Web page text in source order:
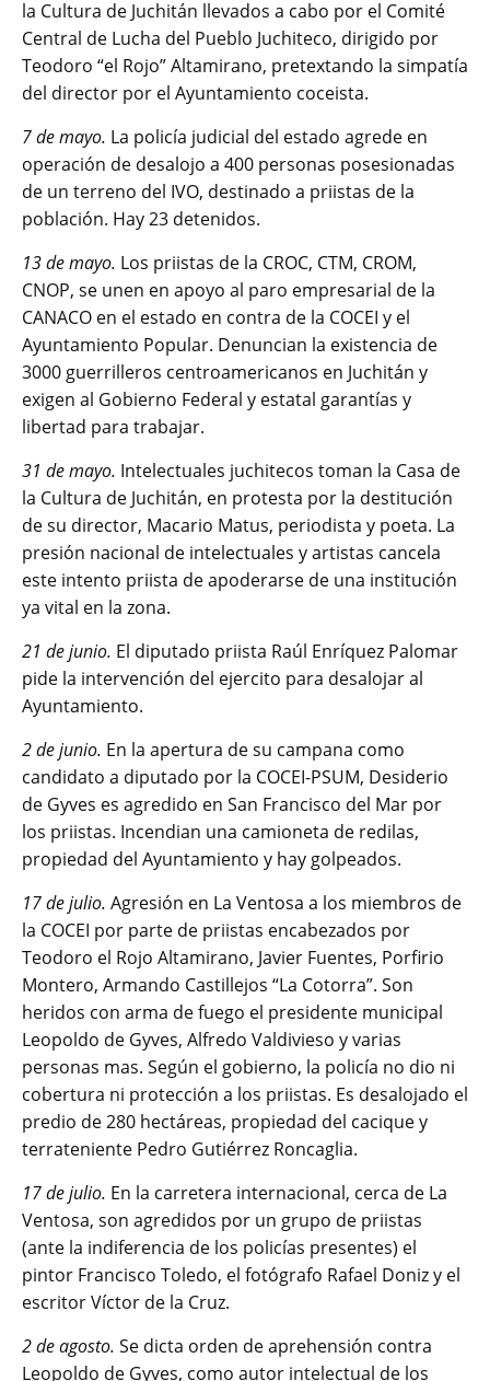
la Cultura de Juchitán llevados a cabo por el Comité
Central de Lucha del Pueblo Juchiteco, dirigido por
Teodoro “el Rojo” Altamirano, pretextando la simpatía
del director por el Ayuntamiento coceista.
7 de mayo. La policía judicial del estado agrede en
operación de desalojo a 400 personas posesionadas
de un terreno del IVO, destinado a priistas de la
población. Hay 23 detenidos.
13 de mayo. Los priistas de la CROC, CTM, CROM,
CNOP, se unen en apoyo al paro empresarial de la
CANACO en el estado en contra de la COCEI y el
Ayuntamiento Popular. Denuncian la existencia de
3000 guerrilleros centroamericanos en Juchitán y
exigen al Gobierno Federal y estatal garantías y
libertad para trabajar.
31 de mayo. Intelectuales juchitecos toman la Casa de
la Cultura de Juchitán, en protesta por la destitución
de su director, Macario Matus, periodista y poeta. La
presión nacional de intelectuales y artistas cancela
este intento priista de apoderarse de una institución
ya vital en la zona.
21 de junio. El diputado priista Raúl Enríquez Palomar
pide la intervención del ejercito para desalojar al
Ayuntamiento.
2 de junio. En la apertura de su campana como
candidato a diputado por la COCEI-PSUM, Desiderio
de Gyves es agredido en San Francisco del Mar por
los priistas. Incendian una camioneta de redilas,
propiedad del Ayuntamiento y hay golpeados.
17 de julio. Agresión en La Ventosa a los miembros de
la COCEI por parte de priistas encabezados por
Teodoro el Rojo Altamirano, Javier Fuentes, Porfirio
Montero, Armando Castillejos “La Cotorra”. Son
heridos con arma de fuego el presidente municipal
Leopoldo de Gyves, Alfredo Valdivieso y varias
personas mas. Según el gobierno, la policía no dio ni
cobertura ni protección a los priistas. Es desalojado el
predio de 280 hectáreas, propiedad del cacique y
terrateniente Pedro Gutiérrez Roncaglia.
17 de julio. En la carretera internacional, cerca de La
Ventosa, son agredidos por un grupo de priistas
(ante la indiferencia de los policías presentes) el
pintor Francisco Toledo, el fotógrafo Rafael Doniz y el
escritor Víctor de la Cruz.
2 de agosto. Se dicta orden de aprehensión contra
Leopoldo de Gyves, como autor intelectual de los